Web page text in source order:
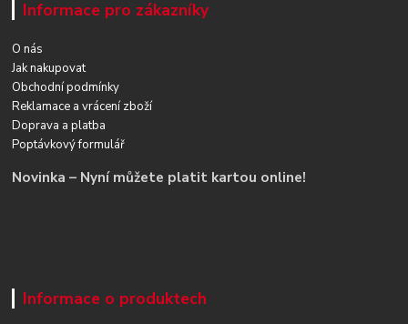
Informace pro zákazníky
O nás
Jak nakupovat
Obchodní podmínky
Reklamace a vrácení zboží
Doprava a platba
Poptávkový formulář
Novinka – Nyní můžete platit kartou online!
Informace o produktech